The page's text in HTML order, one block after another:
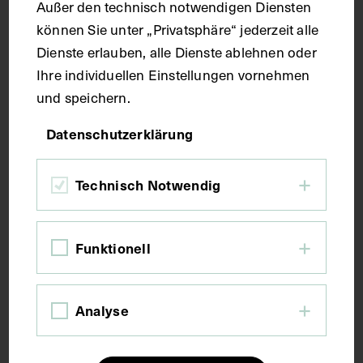
Maße
Bildmaß 25,8 x 19,5 cm
Kurzbeschreibung
Die Lithografie wurde von August Kneisel, Leipzig,
nach einer Zeichnung von Cäcilie Brandt
des Institutes für Geschichte der Medizin, Wien,
versehen.
Außer den technisch notwendigen Diensten
können Sie unter „Privatsphäre“ jederzeit alle
Dienste erlauben, alle Dienste ablehnen oder
Ihre individuellen Einstellungen vornehmen
und speichern.
Datenschutzerklärung
Technisch Notwendig
Funktionell
Analyse